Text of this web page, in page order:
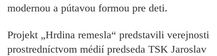
modernou a pútavou formou pre deti.
Projekt „Hrdina remesla“ predstavili verejnosti
prostredníctvom médií predseda TSK Jaroslav